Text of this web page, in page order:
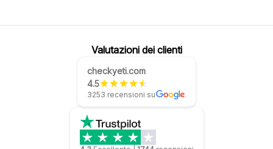
Valutazioni dei clienti
checkyeti.com
4.5
3253 recensioni su